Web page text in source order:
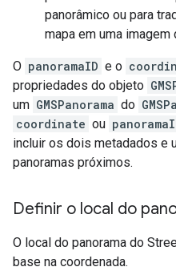
panorâmico ou para
mapa em uma imagem
O panoramaID e o
propriedades do objeto
um GMSPanorama do
coordinate ou
incluir os dois metadados e
panoramas próximos.
Definir o local do
O local do panorama do
base na coordenada.